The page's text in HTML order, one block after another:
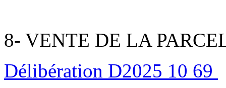
8- VENTE DE LA
Délibération D2025 10 69